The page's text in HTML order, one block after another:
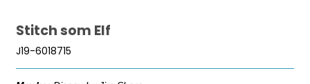
Stitch som Elf
J19-6018715